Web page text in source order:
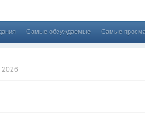
Самые обсуждаемые Самые
2026